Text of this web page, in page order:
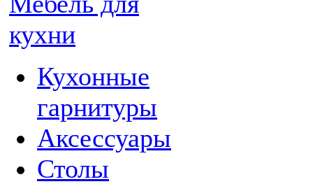
кухни
Кухонные
гарнитуры
Аксессуары
Столы